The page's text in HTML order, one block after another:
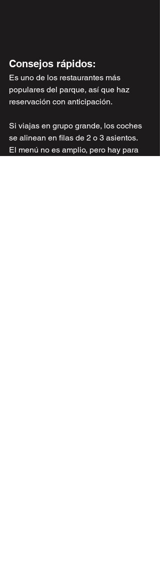
Consejos rápidos:
Es uno de los restaurantes más
populares del parque, así que haz
reservación con anticipación.
Si viajas en grupo grande, los coches
se alinean en filas de 2 o 3 asientos.
El menú no es amplio, pero hay para